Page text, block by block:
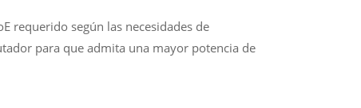
requerido según las necesidades de
para que admita una mayor potencia de